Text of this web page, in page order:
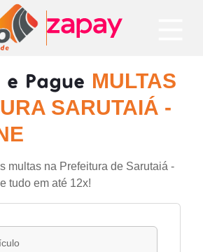
Pague MULTAS
SARUTAIÁ -
multas na Prefeitura de Sarutaiá -
tudo em até 12x!